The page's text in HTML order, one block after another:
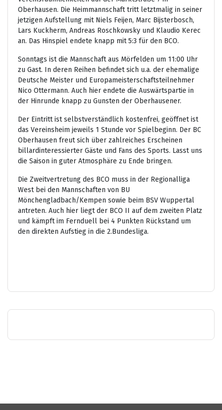
Oberhausen. Die Heimmannschaft tritt letztmalig in seiner
jetzigen Aufstellung mit Niels Feijen, Marc Bijsterbosch,
Lars Kuckherm, Andreas Roschkowsky und Klaudio Kerec
an. Das Hinspiel endete knapp mit 5:3 für den BCO.
Sonntags ist die Mannschaft aus Mörfelden um 11:00 Uhr
zu Gast. In deren Reihen befindet sich u.a. der ehemalige
Deutsche Meister und Europameisterschaftsteilnehmer
Nico Ottermann. Auch hier endete die Auswärtspartie in
der Hinrunde knapp zu Gunsten der Oberhausener.
Der Eintritt ist selbstverständlich kostenfrei, geöffnet ist
das Vereinsheim jeweils 1 Stunde vor Spielbeginn. Der BC
Oberhausen freut sich über zahlreiches Erscheinen
billardinteressierter Gäste und Fans des Sports. Lasst uns
die Saison in guter Atmosphäre zu Ende bringen.
Die Zweitvertretung des BCO muss in der Regionalliga
West bei den Mannschaften von BU
Mönchengladbach/Kempen sowie beim BSV Wuppertal
antreten. Auch hier liegt der BCO II auf dem zweiten Platz
und kämpft im Fernduell bei 4 Punkten Rückstand um
den direkten Aufstieg in die 2.Bundesliga.